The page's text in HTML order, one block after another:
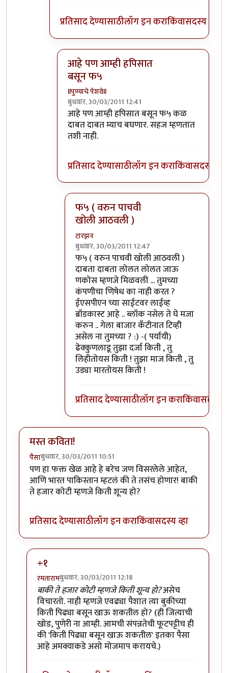
प्रतिसाद देण्यासाठीलॉग इन कराकिंवासदस्य व्हा
आहे पण आम्ही हपिसात
बसून फ५
llपुण्याचे पेशवेll
बुधवार, 30/03/2011 12:41
In reply toहोय , तुला नाहीये काय उर्मी
आहे पण आम्ही हपिसात बसून फ५ कळ
दाबत दाबत म्याच बघणार. सहज म्हणतात
तशी नाही.
प्रतिसाद देण्यासाठीलॉग इन कराकिंवासदस्य व्हा
फ५ ( वरुन पाचवी
खोली आठवली )
टारझन
बुधवार, 30/03/2011 12:47
In reply toआहे पण आम्ही हपिसात बसून फ५
फ५ ( वरुन पाचवी खोली आठवली )
दाबता दाबता लोलत लोलत जाऊ
णकोस म्हणजे मिळवली ... तुमच्या
कंपणीचा णिषेध का नाही करत ?
ईएसपीएन च्या साईटवर लाईव्ह
ब्रॉडकास्ट आहे .. ब्लॉक नसेल ते घे मजा
करुन .. गेला बाजार कँटीनात टिव्ही
असेल ना तुमच्या ? :) -( पर्यायी)
ढेक्कुणलाडू तुझा दर्जा किती , तु
लिहीतोयस किती ! तुझा माज किती , तु
उड्या मारतोयस किती !
प्रतिसाद देण्यासाठीलॉग इन कराकिंवासदस्य
मस्त कविता!
पैसाबुधवार, 30/03/2011 10:51
पण हा फक्त खेळ आहे हे बरेच जण विसरलेले आहेत,
आणि भारत पाकिस्तान म्हटलं की ते तसंच होणार! बाकी
ते हजार कोटी म्हणजे किती शून्य हो?
प्रतिसाद देण्यासाठीलॉग इन कराकिंवासदस्य व्हा
+१
रमतारामबुधवार, 30/03/2011 12:18
In reply toमस्त कविता!byपैसा
बाकी ते हजार कोटी म्हणजे किती शून्य हो?असेच
विचारतो. नाही म्हणजे एवढ्या पैशात त्या बुकीच्या
किती पिढ्या बसून खाऊ शकतील हो? (ही जित्याची
खोड, पुणेरी ना आम्ही. आमची संपन्नतेची फूटपट्टीच ही
की 'किती पिढ्या बसून खाऊ शकतील' इतका पैसा
आहे अमक्याकडे असो मोजमाप करायचे.)